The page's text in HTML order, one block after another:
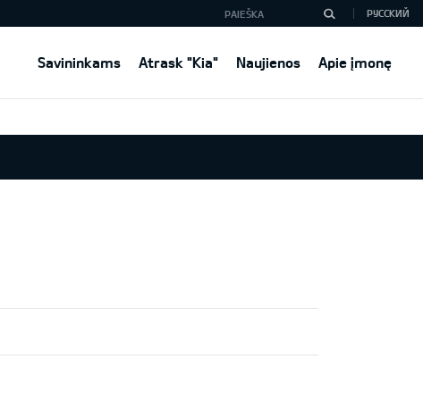
Savininkams Atrask "Kia" Naujienos Apie įmonę
РУССКИЙ